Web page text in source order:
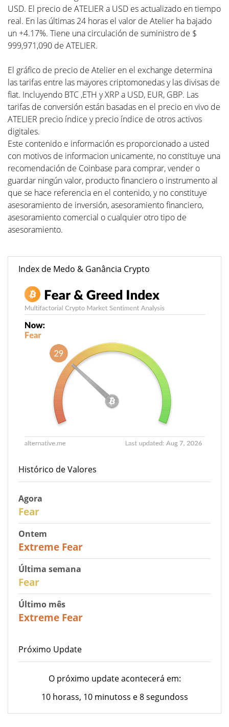
USD. El precio de ATELIER a USD es actualizado en tiempo
real. En las últimas 24 horas el valor de Atelier ha bajado
un +4.17%. Tiene una circulación de suministro de $
999,971,090 de ATELIER.
El gráfico de precio de Atelier en el exchange determina
las tarifas entre las mayores criptomonedas y las divisas de
fiat. Incluyendo BTC ,ETH y XRP a USD, EUR, GBP. Las
tarifas de conversión están basadas en el precio en vivo de
ATELIER precio índice y precio índice de otros activos
digitales.
Este contenido e información es proporcionado a usted
con motivos de informacion unicamente, no constituye una
recomendación de Coinbase para comprar, vender o
guardar ningún valor, producto financiero o instrumento al
que se hace referencia en el contenido, y no constituye
asesoramiento de inversión, asesoramiento financiero,
asesoramiento comercial o cualquier otro tipo de
asesoramiento.
Index de Medo & Ganância Crypto
Histórico de Valores
Agora
Fear
Ontem
Extreme Fear
Última semana
Fear
Último mês
Extreme Fear
Próximo Update
O próximo update acontecerá em:
10 horass, 10 minutoss e 8 segundoss